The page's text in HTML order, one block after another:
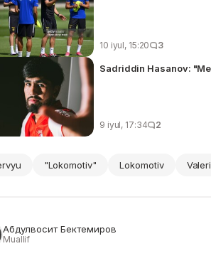
10 iyul, 15:20 3
Sadriddin Hasanov:
9 iyul, 17:34 2
"Lokomotiv" Lokomotiv
Абдулвосит Бектемиров
Muallif